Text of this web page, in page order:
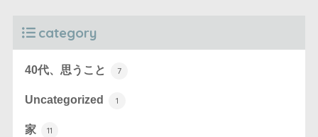
category
40代、思うこと 7
Uncategorized 1
家 11